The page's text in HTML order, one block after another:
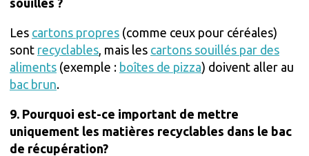
Les cartons propres (comme ceux pour céréales)
sont recyclables , mais les cartons souillés par des
aliments (exemple : boîtes de pizza) doivent aller au
bac brun.
9. Pourquoi est-ce important de mettre
uniquement les matières recyclables dans le bac
de récupération?